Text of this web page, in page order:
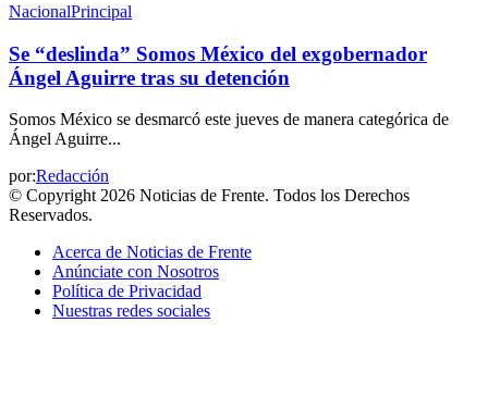
NacionalPrincipal
Se “deslinda” Somos México del exgobernador
Ángel Aguirre tras su detención
Somos México se desmarcó este jueves de manera categórica de
Ángel Aguirre...
por:Redacción
© Copyright 2026 Noticias de Frente. Todos los Derechos
Reservados.
Acerca de Noticias de Frente
Anúnciate con Nosotros
Política de Privacidad
Nuestras redes sociales